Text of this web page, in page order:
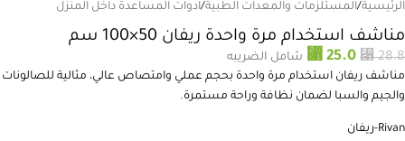
الرئيسية/المستلزمات والمعدات الطبية/ادوات المساعدة داخل المنزل
مناشف استخدام مرة واحدة ريفان 50×100 سم
⃁28.8
⃁ 25.0
شامل الضريبه
مناشف ريفان استخدام مرة واحدة بحجم عملي وامتصاص عالي، مثالية للصالونات
والجيم والسبا لضمان نظافة وراحة مستمرة.
Rivan-ريفان